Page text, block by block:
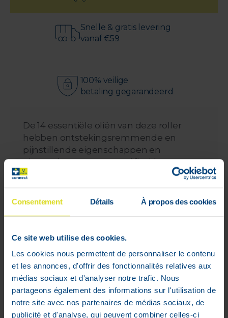
Consentement Détails À propos des cookies
Ce site web utilise des cookies.
Les cookies nous permettent de personnaliser le contenu
et les annonces, d'offrir des fonctionnalités relatives aux
médias sociaux et d'analyser notre trafic. Nous
partageons également des informations sur l'utilisation de
notre site avec nos partenaires de médias sociaux, de
publicité et d'analyse, qui peuvent combiner celles-ci
Snelle & gratis levering
vanaf €59
100% veilige
betaling gegarandeerd
De 14 essentiële oliën van deze roller
hebben ontstekingsremmende en
pijnstillende eigenschappen en
eigenschappen tegen stijfheid en tegen
zwelling. Ze zijn kalmerend en
ontspannend.
Ze helpen gewrichts- en
ervoor dat u op volledig natuurlijke wijze
maken!
Puressentiel Gewrichten werkt
doeltreffend en snel door huidpenetratie.
Het stelt zijn werkzame bestanddelen vrij
op de gevoelige zones die moeten